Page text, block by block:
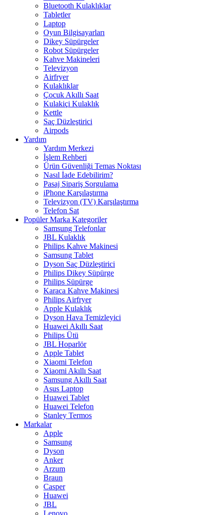
Bluetooth Kulaklıklar
Tabletler
Laptop
Oyun Bilgisayarları
Dikey Süpürgeler
Robot Süpürgeler
Kahve Makineleri
Televizyon
Airfryer
Kulaklıklar
Çocuk Akıllı Saat
Kulakiçi Kulaklık
Kettle
Saç Düzleştirici
Airpods
Yardım
Yardım Merkezi
İşlem Rehberi
Ürün Güvenliği Temas Noktası
Nasıl İade Edebilirim?
Pasaj Sipariş Sorgulama
iPhone Karşılaştırma
Televizyon (TV) Karşılaştırma
Telefon Sat
Popüler Marka Kategoriler
Samsung Telefonlar
JBL Kulaklık
Philips Kahve Makinesi
Samsung Tablet
Dyson Saç Düzleştirici
Philips Dikey Süpürge
Philips Süpürge
Karaca Kahve Makinesi
Philips Airfryer
Apple Kulaklık
Dyson Hava Temizleyici
Huawei Akıllı Saat
Philips Ütü
JBL Hoparlör
Apple Tablet
Xiaomi Telefon
Xiaomi Akıllı Saat
Samsung Akıllı Saat
Asus Laptop
Huawei Tablet
Huawei Telefon
Stanley Termos
Markalar
Apple
Samsung
Dyson
Anker
Arzum
Braun
Casper
Huawei
JBL
Lenovo